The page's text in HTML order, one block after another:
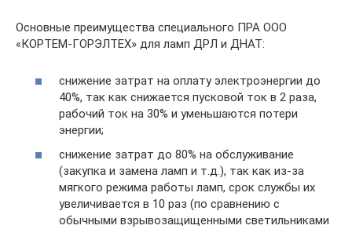
Основные преимущества специального ПРА ООО
«КОРТЕМ-ГОРЭЛТЕХ» для ламп ДРЛ и ДНАТ:
снижение затрат на оплату электроэнергии до
40%, так как снижается пусковой ток в 2 раза,
рабочий ток на 30% и уменьшаются потери
энергии;
снижение затрат до 80% на обслуживание
(закупка и замена ламп и т.д.), так как из-за
мягкого режима работы ламп, срок службы их
увеличивается в 10 раз (по сравнению с
обычными взрывозащищенными светильниками